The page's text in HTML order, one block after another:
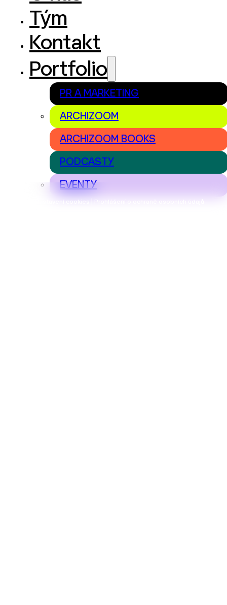
Nastavení cookies | Prohlášení o ochraně osobních údajů
Tým
Kontakt
Portfolio
PR A MARKETING
ARCHIZOOM
ARCHIZOOM BOOKS
PODCASTY
EVENTY